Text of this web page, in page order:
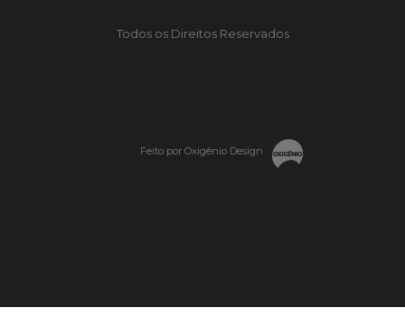
Todos os Direitos Reservados
Feito por Oxigênio Design